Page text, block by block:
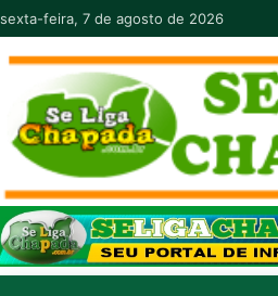
Pular para o conteúdo
sexta-feira, 7 de agosto de 2026